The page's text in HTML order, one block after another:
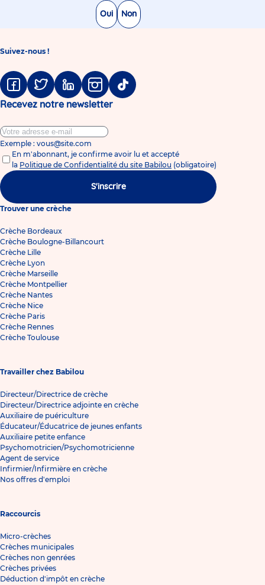
Non
Oui
Suivez-nous !
Facebook
TwitterLinkedinInstagram
Tiktok
Recevez notre newsletter
Exemple : vous@site.com
En m'abonnant, je confirme avoir lu et accepté
la Politique de Confidentialité du site Babilou (obligatoire)
S'inscrire
Trouver une crèche
Crèche Bordeaux
Crèche Boulogne-Billancourt
Crèche Lille
Crèche Lyon
Crèche Marseille
Crèche Montpellier
Crèche Nantes
Crèche Nice
Crèche Paris
Crèche Rennes
Crèche Toulouse
Travailler chez Babilou
Directeur/Directrice de crèche
Directeur/Directrice adjointe en crèche
Auxiliaire de puériculture
Éducateur/Éducatrice de jeunes enfants
Auxiliaire petite enfance
Psychomotricien/Psychomotricienne
Agent de service
Infirmier/Infirmière en crèche
Nos offres d'emploi
Raccourcis
Micro-crèches
Crèches municipales
Crèches non genrées
Crèches privées
Déduction d'impôt en crèche